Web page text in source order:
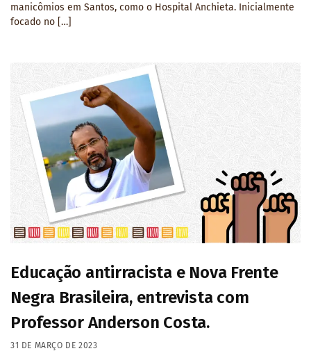
manicômios em Santos, como o Hospital Anchieta. Inicialmente
focado no […]
Educação antirracista e Nova Frente
Negra Brasileira, entrevista com
Professor Anderson Costa.
31 DE MARÇO DE 2023